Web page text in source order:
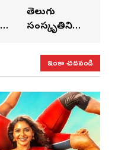
తెలుగు
సంస్కృతిని
చేస్తున్నారు:
అనన్య నాగళ్ల
ఇంకా చదవండి